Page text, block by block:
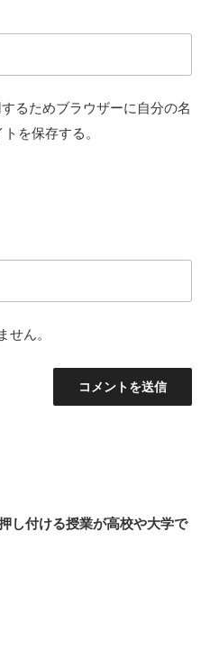
るためブラウザーに自分の名
を保存する。
せん。
し付ける授業が高校や大学で